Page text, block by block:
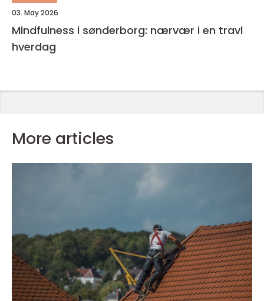
03. May 2026
Mindfulness i sønderborg: nærvær i en travl
hverdag
More articles